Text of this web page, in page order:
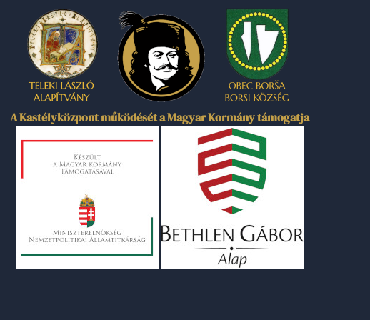
A Kastélyközpont működését a Magyar Kormány támogatja